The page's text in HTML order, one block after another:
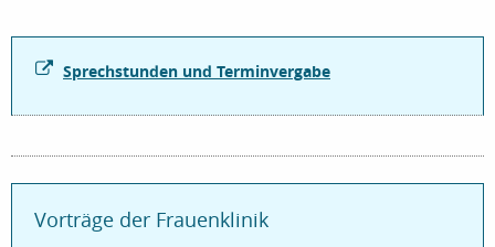
Sprechstunden und Terminvergabe
Vorträge der Frauenklinik